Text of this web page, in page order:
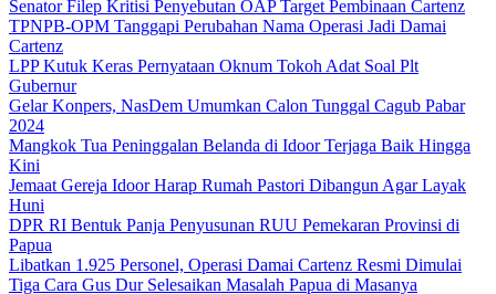
Senator Filep Kritisi Penyebutan OAP Target Pembinaan Cartenz
TPNPB-OPM Tanggapi Perubahan Nama Operasi Jadi Damai
Cartenz
LPP Kutuk Keras Pernyataan Oknum Tokoh Adat Soal Plt
Gubernur
Gelar Konpers, NasDem Umumkan Calon Tunggal Cagub Pabar
2024
Mangkok Tua Peninggalan Belanda di Idoor Terjaga Baik Hingga
Kini
Jemaat Gereja Idoor Harap Rumah Pastori Dibangun Agar Layak
Huni
DPR RI Bentuk Panja Penyusunan RUU Pemekaran Provinsi di
Papua
Libatkan 1.925 Personel, Operasi Damai Cartenz Resmi Dimulai
Tiga Cara Gus Dur Selesaikan Masalah Papua di Masanya